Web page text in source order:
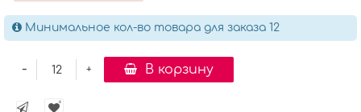
Минимальное кол-во товара для заказа 12
+
- В корзину